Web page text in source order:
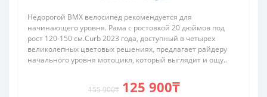
Недорогой BMX велосипед рекомендуется для
начинающего уровня. Рама с ростовкой 20 дюймов под
рост 120-150 см.Curb 2023 года, доступный в четырех
великолепных цветовых решениях, предлагает райдеру
начального уровня мотоцикл, который выглядит и ощу..
155 900₸ 125 900₸